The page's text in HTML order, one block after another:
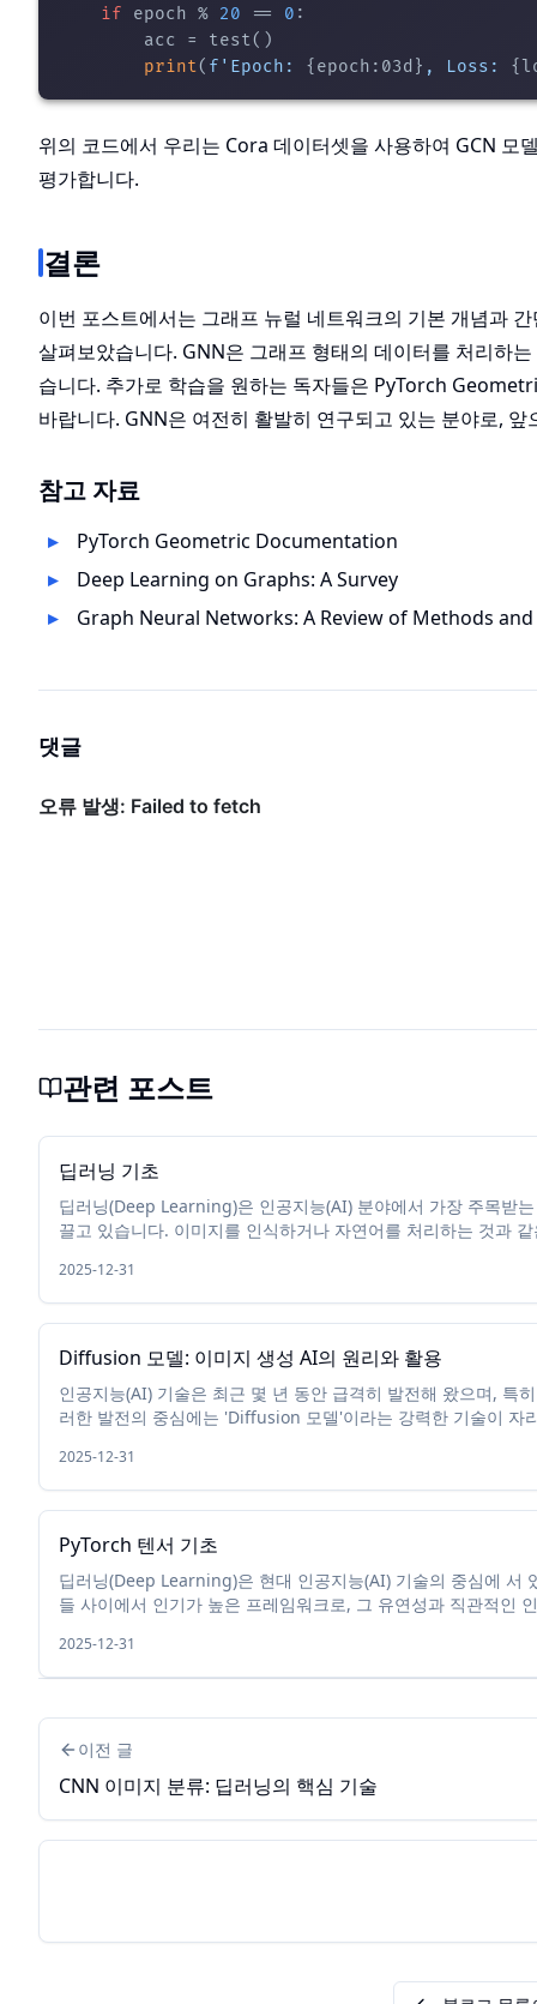
if epoch % 20 == 0 :
        acc = test()
print( f'Epoch: {epoch:03d} , Loss:
위의 코드에서 우리는 Cora 데이터셋을 사용하여 GCN 모
평가합니다.
결론
이번 포스트에서는 그래프 뉴럴 네트워크의 기본 개념과
살펴보았습니다. GNN은 그래프 형태의 데이터를 처리하
습니다. 추가로 학습을 원하는 독자들은 PyTorch
바랍니다. GNN은 여전히 활발히 연구되고 있는 분야로,
참고 자료
PyTorch Geometric Documentation
Deep Learning on Graphs: A Survey
Graph Neural Networks: A Review of Methods
댓글
관련 포스트
딥러닝 기초
딥러닝(Deep Learning)은 인공지능(AI) 분야에서 가장 주목받
끌고 있습니다. 이미지를 인식하거나 자연어를 처리하는 것과
보겠습니...
2025-12-31
Diffusion 모델: 이미지 생성 AI의 원리와 활용
인공지능(AI) 기술은 최근 몇 년 동안 급격히 발전해 왔으며, 특
러한 발전의 중심에는 'Diffusion 모델'이라는 강력한 기술이
2025-12-31
PyTorch 텐서 기초
딥러닝(Deep Learning)은 현대 인공지능(AI) 기술의 중심에 서
들 사이에서 인기가 높은 프레임워크로, 그 유연성과 직관적인
2025-12-31
이전 글
CNN 이미지 분류: 딥러닝의 핵심 기술